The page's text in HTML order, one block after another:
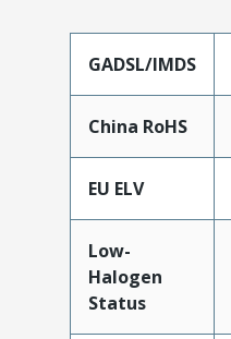
GADSL/IMDS
China RoHS
EU ELV
Low-
Halogen
Status